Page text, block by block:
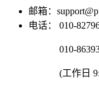
邮箱：
电话：
010-
010-
(工作日